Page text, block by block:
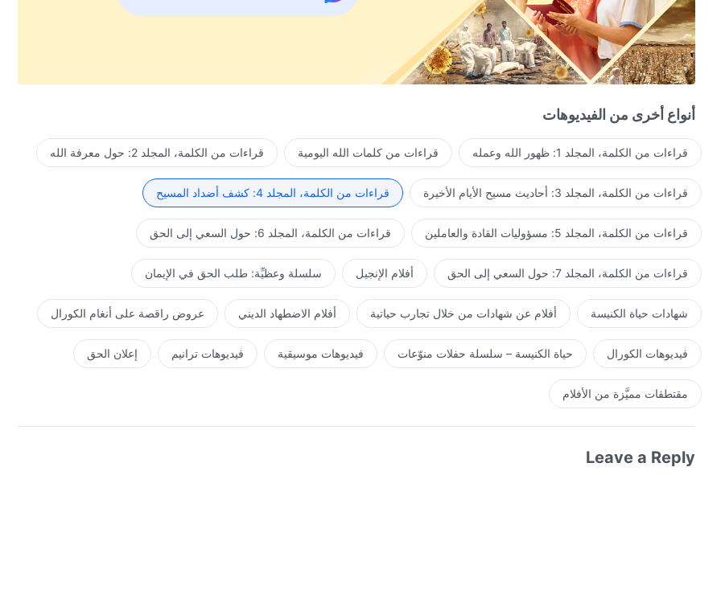
أنواع أخرى من الفيديوهات
قراءات من الكلمة، المجلد 1: ظهور الله وعمله قراءات من كلمات الله اليومية قراءات من الكلمة، المجلد 2: حول معرفة الله
قراءات من الكلمة، المجلد 3: أحاديث مسيح الأيام الأخيرة قراءات من الكلمة، المجلد 4: كشف أضداد المسيح
قراءات من الكلمة، المجلد 5: مسؤوليات القادة والعاملين قراءات من الكلمة، المجلد 6: حول السعي إلى الحق
قراءات من الكلمة، المجلد 7: حول السعي إلى الحق أفلام الإنجيل سلسلة وعظيِّة: طلب الحق في الإيمان
شهادات حياة الكنيسة أفلام عن شهادات من خلال تجارب حياتية أفلام الاضطهاد الديني عروض راقصة على أنغام الكورال
فيديوهات الكورال حياة الكنيسة – سلسلة حفلات منوّعات فيديوهات موسيقية فيديوهات ترانيم إعلان الحق
مقتطفات مميَّزة من الأفلام
Leave a Reply